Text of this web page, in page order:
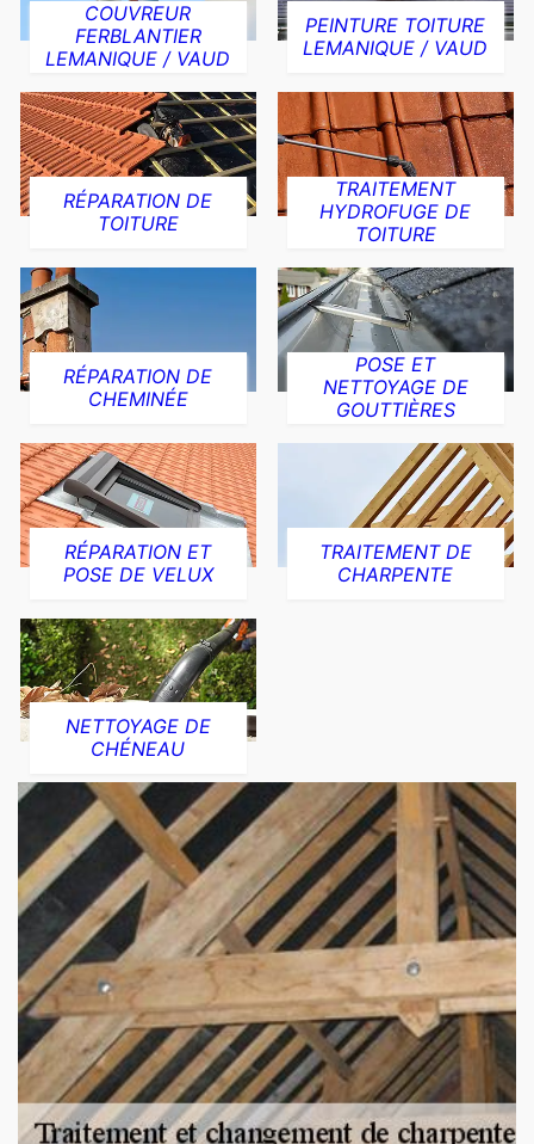
COUVREUR
FERBLANTIER
LEMANIQUE / VAUD
PEINTURE TOITURE
LEMANIQUE / VAUD
RÉPARATION DE
TOITURE
TRAITEMENT
HYDROFUGE DE
TOITURE
RÉPARATION DE
CHEMINÉE
POSE ET
NETTOYAGE DE
GOUTTIÈRES
RÉPARATION ET
POSE DE VELUX
TRAITEMENT DE
CHARPENTE
NETTOYAGE DE
CHÉNEAU